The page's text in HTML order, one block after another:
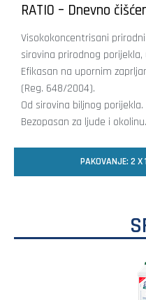
RATIO – Dnevno
Visokokoncentrisani
sirovina prirodnog
Efikasan na upornim
(Reg. 648/2004).
Od sirovina biljnog porijekla.
Bezopasan za ljude i okolinu.
PAKOVANJE: 2 X